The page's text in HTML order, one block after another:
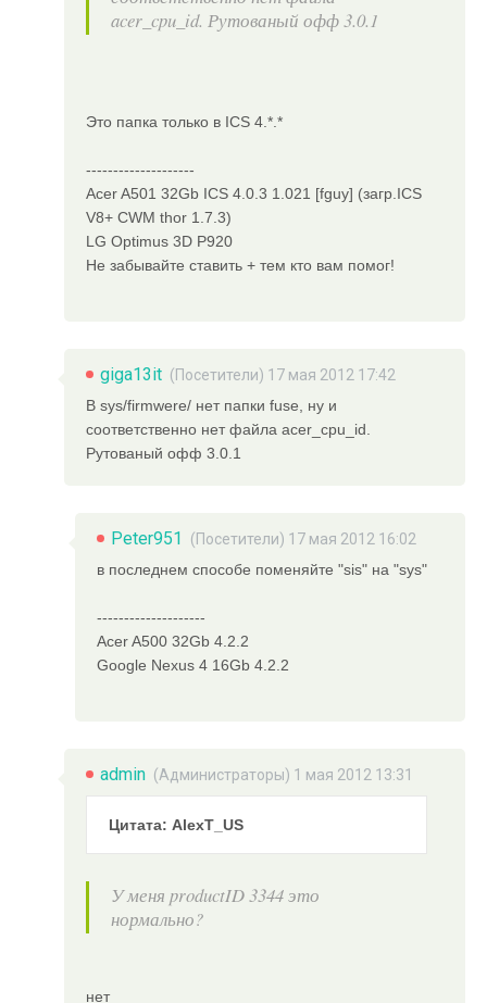
acer_cpu_id. Рутованый офф 3.0.1
Это папка только в ICS 4.*.*
--------------------
Acer A501 32Gb ICS 4.0.3 1.021 [fguy] (загр.ICS
V8+ CWM thor 1.7.3)
LG Optimus 3D P920
Не забывайте ставить + тем кто вам помог!
giga13it (Посетители) 17 мая 2012 17:42
В sys/firmwere/ нет папки fuse, ну и
соответственно нет файла acer_cpu_id.
Рутованый офф 3.0.1
Peter951
(Посетители) 17 мая 2012 16:02
в последнем способе поменяйте "sis" на "sys"
--------------------
Acer A500 32Gb 4.2.2
Google Nexus 4 16Gb 4.2.2
admin (Администраторы) 1 мая 2012 13:31
Цитата: AlexT_US
У меня productID 3344 это
нормально?
нет